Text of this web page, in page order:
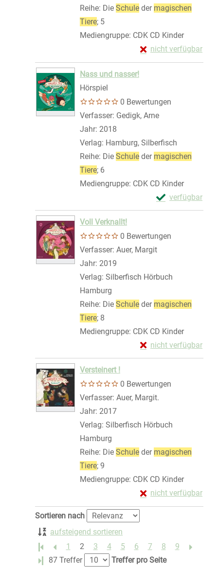
Reihe: Die Schule der magischen
Tiere; 5
Mediengruppe: CDK CD Kinder
nicht verfügbar
Exemplar-Details
Zum Download von
Nass und nasser!
Hörspiel
0 Bewertungen
Verfasser: Gedigk, Arne
Jahr: 2018
Verlag: Hamburg, Silberfisch
Reihe: Die Schule der magischen
Tiere; 6
Mediengruppe: CDK CD Kinder
verfügbar
Exemplar-
Zum Download
Voll Verknallt!
0 Bewertungen
Verfasser: Auer, Margit
Jahr: 2019
Verlag: Silberfisch Hörbuch
Hamburg
Reihe: Die Schule der magischen
Tiere; 8
Mediengruppe: CDK CD Kinder
nicht verfügbar
Exemplar-Details
Zum Download von
Versteinert !
0 Bewertungen
Verfasser: Auer, Margit.
Jahr: 2017
Verlag: Silberfisch Hörbuch
Hamburg
Reihe: Die Schule der magischen
Tiere; 9
Mediengruppe: CDK CD Kinder
nicht verfügbar
Exemplar-Details
Zum Download von
Zu den Suchfiltern springen
Sortieren nach
aufsteigend sortieren
1
2 3 4 5 6 7 8
9
Letzte Seite
87 Treffer Treffer pro Seite